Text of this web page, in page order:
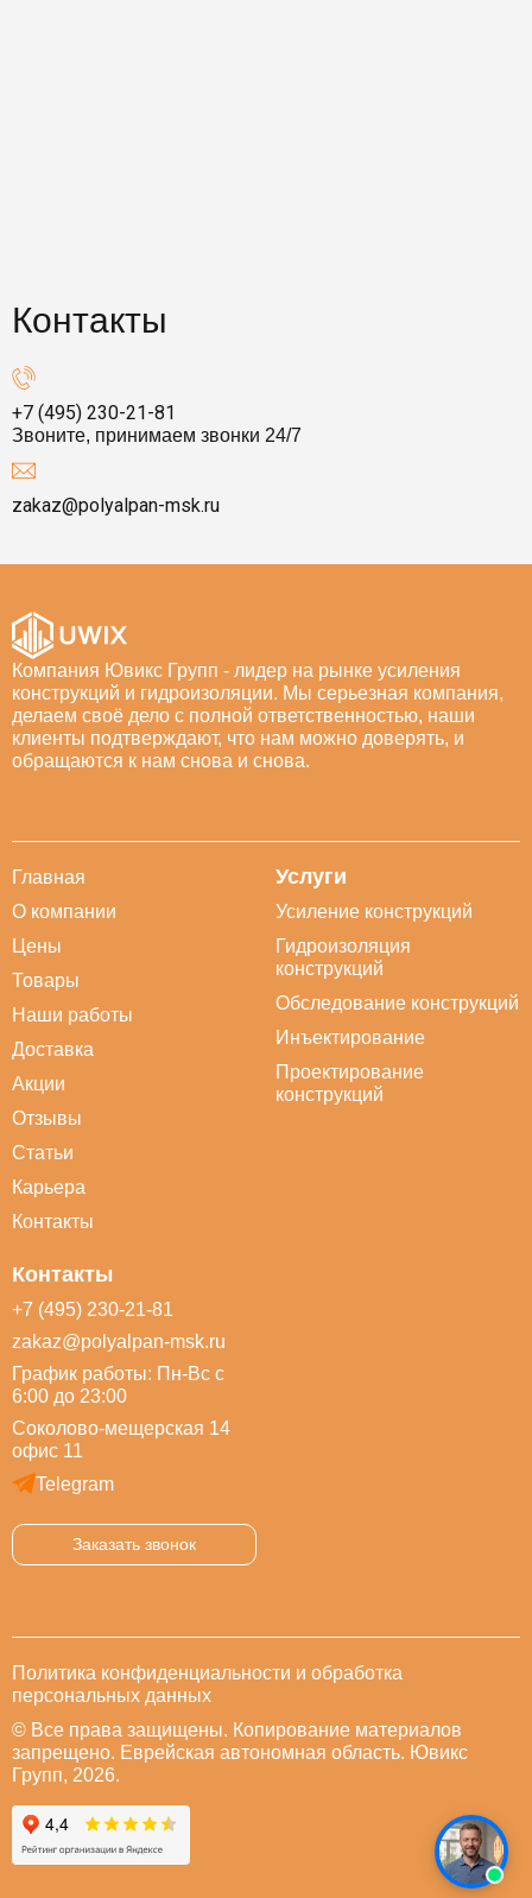
Контакты
+7 (495) 230-21-81
Звоните, принимаем звонки 24/7
zakaz@polyalpan-msk.ru
Компания Ювикс Групп - лидер на рынке усиления
конструкций и гидроизоляции. Мы серьезная компания,
делаем своё дело с полной ответственностью, наши
клиенты подтверждают, что нам можно доверять, и
обращаются к нам снова и снова.
Главная
О компании
Цены
Товары
Наши работы
Доставка
Акции
Отзывы
Статьи
Карьера
Контакты
Услуги
Усиление конструкций
Гидроизоляция
конструкций
Обследование конструкций
Инъектирование
Проектирование
конструкций
Контакты
+7 (495) 230-21-81
zakaz@polyalpan-msk.ru
График работы: Пн-Вс с
6:00 до 23:00
Соколово-мещерская 14
офис 11
Telegram
Заказать звонок
Политика конфиденциальности и обработка
персональных данных
© Все права защищены. Копирование материалов
запрещено. Еврейская автономная область. Ювикс
Групп, 2026.